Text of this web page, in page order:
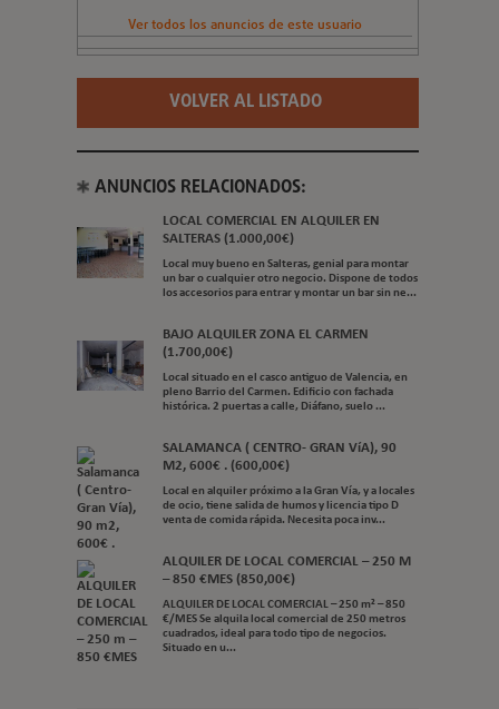
ALQUILER DE LOCAL COMERCIAL – 250 M
ALQUILER DE LOCAL COMERCIAL – 250 m² – 850
€/MES Se alquila local comercial de 250 metros
BUSQUEDAS RELACIONADAS:
Alquiler de Locales Comerciales en Valencia
Alquiler de Locales Comerciales en Paterna
Inmobiliaria en Valencia
Venta de Pisos en Requena
Alquiler de Pisos en Valencia
Parcelas Rusticas en Valencia
Venta de Solares en Valencia
Inmobiliaria en Paterna
Inmobiliaria en Utiel
Inmobiliaria en Albal
Inmobiliaria en Paiporta
Venta de Solares en Moncada